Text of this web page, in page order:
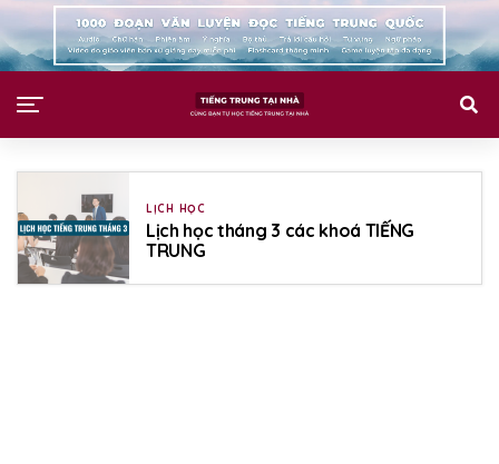
LỊCH HỌC
Lịch học tháng 3 các khoá TIẾNG
TRUNG